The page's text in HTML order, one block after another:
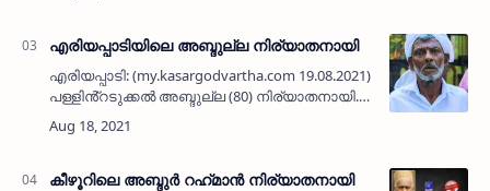
എരിയപ്പാടിയിലെ അബ്ദുല്ല നിര്യാതനായി
എരിയപ്പാടി: (my.kasargodvartha.com 19.08.2021)
പള്ളിൻ്റടുക്കൽ അബ്ദുല്ല (80) നിര്യാതനായി.
ബുധനാഴ്ച രാത്രി 11 മണിയോടെ വീട്ടിൽ
വെച്ചായിരുന്നു മരണം സംഭവിച്ചത്. പഴയകാല
കീഴൂറിലെ അബ്ദുർ റഹ്‌മാൻ നിര്യാതനായി